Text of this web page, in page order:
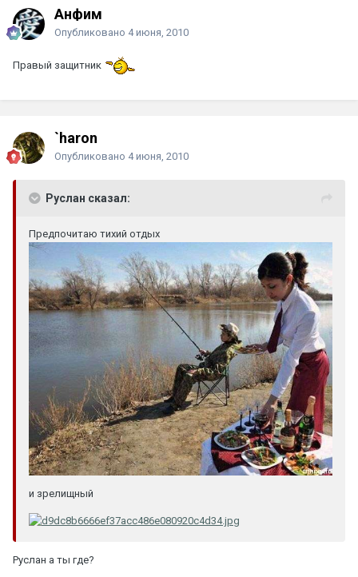
Анфим
Опубликовано 4 июня, 2010
Правый защитник
`haron
Опубликовано 4 июня, 2010
Руслан сказал:
Предпочитаю тихий отдых
и зрелищный
Руслан а ты где?